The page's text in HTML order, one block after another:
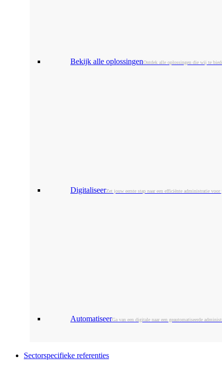
Bekijk alle oplossingenOntdek alle oplossingen die wij te
DigitaliseerZet jouw eerste stap naar een efficiënte administratie
AutomatiseerGa van een digitale naar een geautomatiseerde
Sectorspecifieke referenties